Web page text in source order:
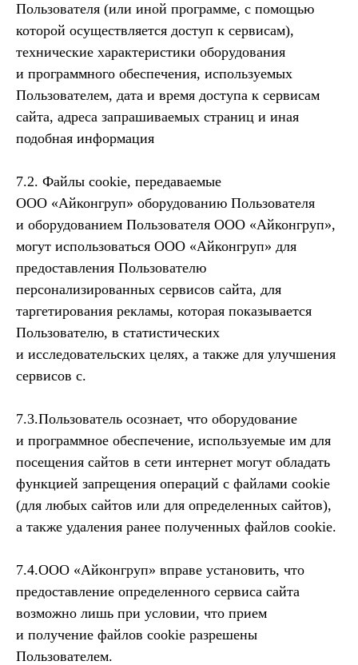
Пользователя (или иной программе, с помощью
которой осуществляется доступ к сервисам),
технические характеристики оборудования
и программного обеспечения, используемых
Пользователем, дата и время доступа к сервисам
сайта, адреса запрашиваемых страниц и иная
подобная информация
7.2. Файлы cookie, передаваемые
ООО «Айконгруп» оборудованию Пользователя
и оборудованием Пользователя ООО «Айконгруп»,
могут использоваться ООО «Айконгруп» для
предоставления Пользователю
персонализированных сервисов сайта, для
таргетирования рекламы, которая показывается
Пользователю, в статистических
и исследовательских целях, а также для улучшения
сервисов с.
7.3.Пользователь осознает, что оборудование
и программное обеспечение, используемые им для
посещения сайтов в сети интернет могут обладать
функцией запрещения операций с файлами cookie
(для любых сайтов или для определенных сайтов),
а также удаления ранее полученных файлов cookie.
7.4.ООО «Айконгруп» вправе установить, что
предоставление определенного сервиса сайта
возможно лишь при условии, что прием
и получение файлов cookie разрешены
Пользователем.